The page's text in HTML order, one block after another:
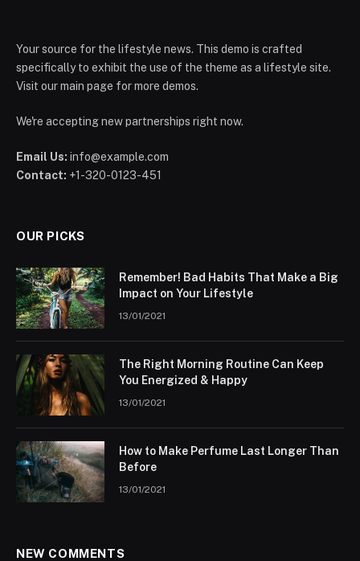
Your source for the lifestyle news. This demo is crafted
specifically to exhibit the use of the theme as a lifestyle site.
Visit our main page for more demos.
We're accepting new partnerships right now.
Email Us: info@example.com
Contact: +1-320-0123-451
OUR PICKS
Remember! Bad Habits That Make a Big
Impact on Your Lifestyle
13/01/2021
The Right Morning Routine Can Keep
You Energized & Happy
13/01/2021
How to Make Perfume Last Longer Than
Before
13/01/2021
NEW COMMENTS